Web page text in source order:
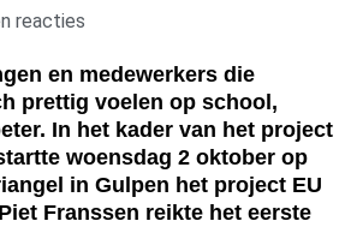
reacties
en medewerkers die
prettig voelen op school,
In het kader van het project
woensdag 2 oktober op
in Gulpen het project EU
Franssen reikte het eerste